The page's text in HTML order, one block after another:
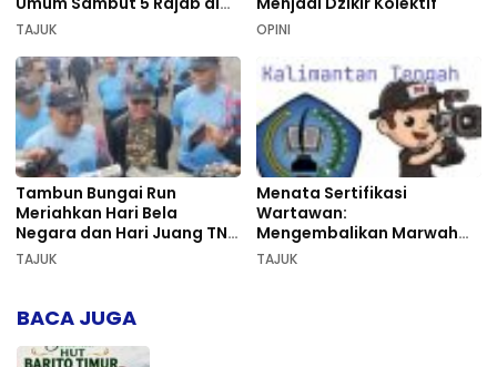
Sekumpul
TAJUK OPINI
Tambun Bungai Run
Meriahkan Hari Bela
Negara dan Hari Juang TNI
AD di Palangka Raya
TAJUK
Menata Sertifikasi
Wartawan:
Mengembalikan Marwah
Pers dan Keadilan
TAJUK
BACA JUGA